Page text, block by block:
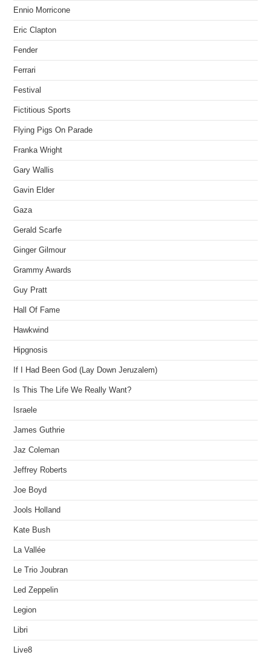
Ennio Morricone
Eric Clapton
Fender
Ferrari
Festival
Fictitious Sports
Flying Pigs On Parade
Franka Wright
Gary Wallis
Gavin Elder
Gaza
Gerald Scarfe
Ginger Gilmour
Grammy Awards
Guy Pratt
Hall Of Fame
Hawkwind
Hipgnosis
If I Had Been God (Lay Down Jeruzalem)
Is This The Life We Really Want?
Israele
James Guthrie
Jaz Coleman
Jeffrey Roberts
Joe Boyd
Jools Holland
Kate Bush
La Vallée
Le Trio Joubran
Led Zeppelin
Legion
Libri
Live8